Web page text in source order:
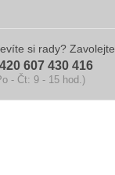
si rady? Zavolejte.
607 430 416
- Čt: 9 - 15 hod.)